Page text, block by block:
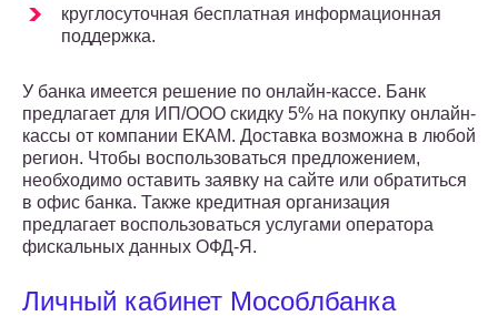
круглосуточная бесплатная информационная
поддержка.
У банка имеется решение по онлайн-кассе. Банк
предлагает для ИП/ООО скидку 5% на покупку онлайн-
кассы от компании ЕКАМ. Доставка возможна в любой
регион. Чтобы воспользоваться предложением,
необходимо оставить заявку на сайте или обратиться
в офис банка. Также кредитная организация
предлагает воспользоваться услугами оператора
фискальных данных ОФД-Я.
Личный кабинет Мособлбанка